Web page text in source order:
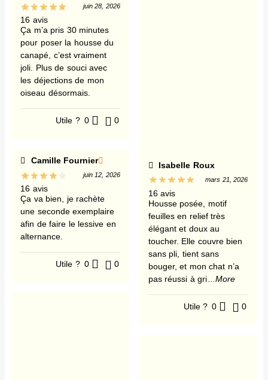
16 avis
juin 28, 2026
Ça m’a pris 30 minutes
pour poser la housse du
canapé, c’est vraiment
joli. Plus de souci avec
les déjections de mon
oiseau désormais.
Utile ? 0 0
Camille Fournier
16 avis
juin 12, 2026
Ça va bien, je rachète
une seconde exemplaire
afin de faire le lessive en
alternance.
Utile ? 0 0
Isabelle Roux
16 avis
mars 21, 2026
Housse posée, motif
feuilles en relief très
élégant et doux au
toucher. Elle couvre bien
sans pli, tient sans
bouger, et mon chat n’a
pas réussi à gri
...More
Utile ? 0 0